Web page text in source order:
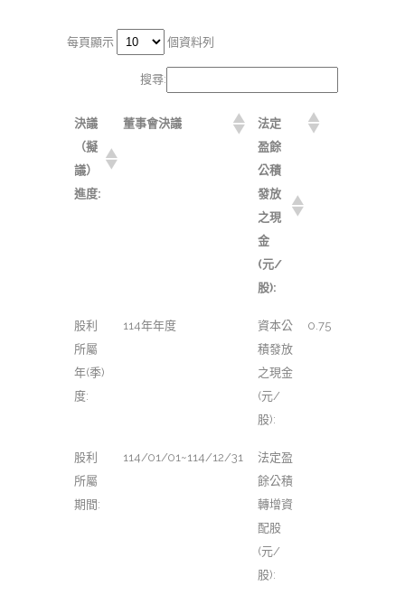
每頁顯示 個資料列
搜尋:
決議
（擬
議）
進度:
董事會決議
法定
盈餘
公積
發放
之現
金
(元/
股):
股利
所屬
年(季)
度:
114年年度
資本公
積發放
之現金
(元/
股):
0.75
股利
所屬
期間:
114/01/01~114/12/31
法定盈
餘公積
轉增資
配股
(元/
股):